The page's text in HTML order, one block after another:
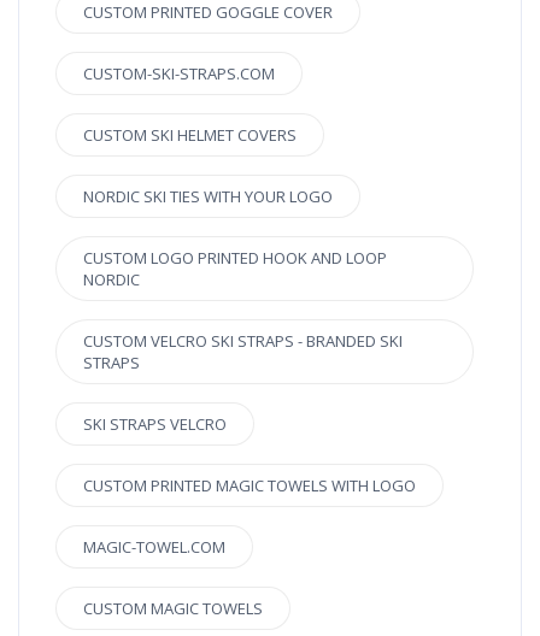
CUSTOM PRINTED GOGGLE COVER
CUSTOM-SKI-STRAPS.COM
CUSTOM SKI HELMET COVERS
NORDIC SKI TIES WITH YOUR LOGO
CUSTOM LOGO PRINTED HOOK AND LOOP
NORDIC
CUSTOM VELCRO SKI STRAPS - BRANDED SKI
STRAPS
SKI STRAPS VELCRO
CUSTOM PRINTED MAGIC TOWELS WITH LOGO
MAGIC-TOWEL.COM
CUSTOM MAGIC TOWELS